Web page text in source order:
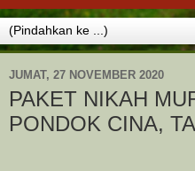
JUMAT, 27 NOVEMBER 2020
PAKET NIKAH
PONDOK CINA,